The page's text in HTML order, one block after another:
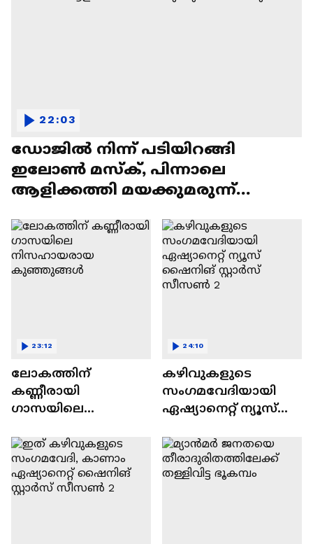
ഡോജിൽ നിന്ന് പടിയിറങ്ങി
ഇലോൺ മസ്ക്, പിന്നാലെ
ആളിക്കത്തി മയക്കുമരുന്ന്
22:03
ലോകത്തിന്
കണ്ണീരായി
ഗാസയിലെ
കുഞ്ഞുങ്ങൾ
23:12
കഴിവുകളുടെ
സംഗമവേദിയായി
ഏഷ്യാനെറ്റ് ന്യൂസ്
സീസൺ 2
24:10